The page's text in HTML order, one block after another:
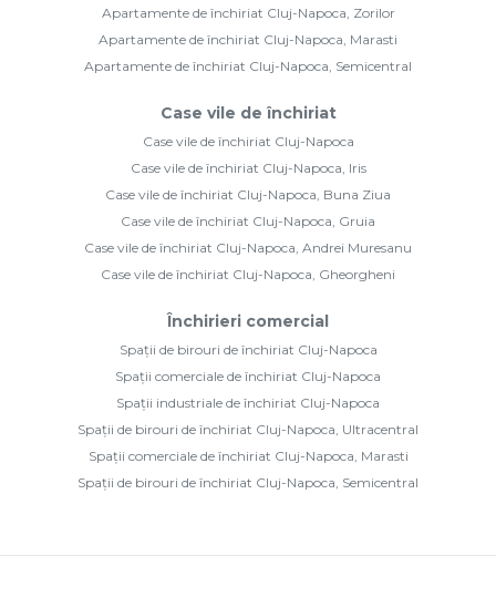
Apartamente de închiriat Cluj-Napoca, Zorilor
Apartamente de închiriat Cluj-Napoca, Marasti
Apartamente de închiriat Cluj-Napoca, Semicentral
Case vile de închiriat
Case vile de închiriat Cluj-Napoca
Case vile de închiriat Cluj-Napoca, Iris
Case vile de închiriat Cluj-Napoca, Buna Ziua
Case vile de închiriat Cluj-Napoca, Gruia
Case vile de închiriat Cluj-Napoca, Andrei Muresanu
Case vile de închiriat Cluj-Napoca, Gheorgheni
Închirieri comercial
Spații de birouri de închiriat Cluj-Napoca
Spații comerciale de închiriat Cluj-Napoca
Spații industriale de închiriat Cluj-Napoca
Spații de birouri de închiriat Cluj-Napoca, Ultracentral
Spații comerciale de închiriat Cluj-Napoca, Marasti
Spații de birouri de închiriat Cluj-Napoca, Semicentral